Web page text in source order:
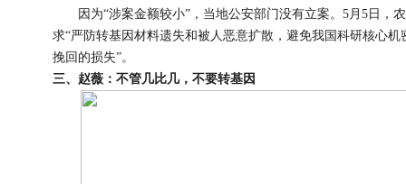
因为“涉案金额较小”，当地公安部门没有立案。5月5日，
求“严防转基因材料遗失和被人恶意扩散，避免我国科研核心
挽回的损失”。
三、赵薇：不管几比几，不要转基因